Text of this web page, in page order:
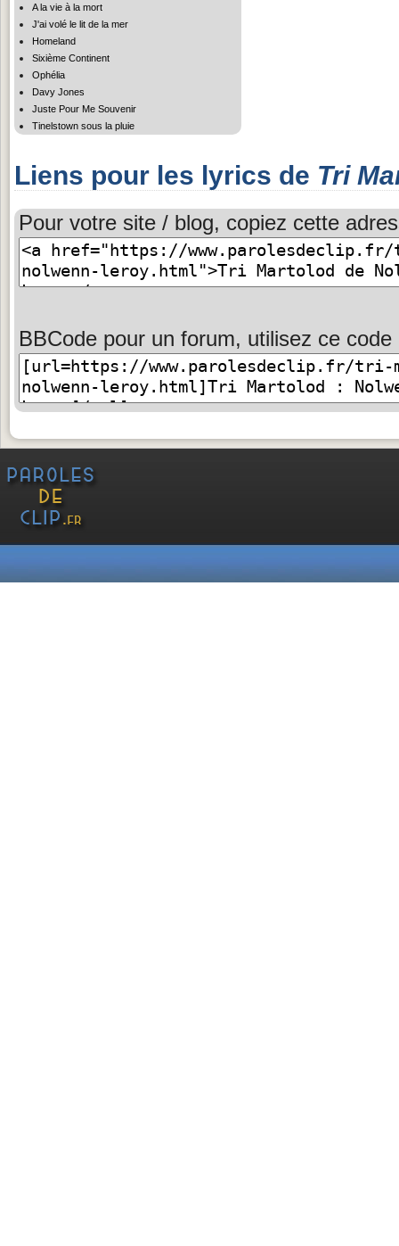
A la vie à la mort
J'ai volé le lit de la mer
Homeland
Sixième Continent
Ophélia
Davy Jones
Juste Pour Me Souvenir
Tinelstown sous la pluie
Liens pour les lyrics de Tri
Pour votre site / blog, copiez cette
BBCode pour un forum, utilisez ce code